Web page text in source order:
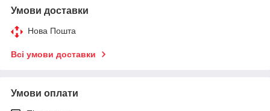
Умови доставки
Нова Пошта
Всі умови доставки
Умови оплати